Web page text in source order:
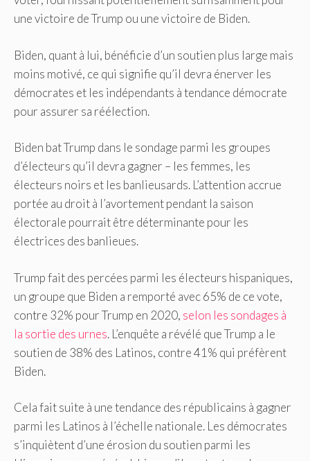
une victoire de Trump ou une victoire de Biden.
Biden, quant à lui, bénéficie d’un soutien plus large mais
moins motivé, ce qui signifie qu’il devra énerver les
démocrates et les indépendants à tendance démocrate
pour assurer sa réélection.
Biden bat Trump dans le sondage parmi les groupes
d’électeurs qu’il devra gagner – les femmes, les
électeurs noirs et les banlieusards. L’attention accrue
portée au droit à l’avortement pendant la saison
électorale pourrait être déterminante pour les
électrices des banlieues.
Trump fait des percées parmi les électeurs hispaniques,
un groupe que Biden a remporté avec 65% de ce vote,
contre 32% pour Trump en 2020, selon les sondages à
la sortie des urnes. L’enquête a révélé que Trump a le
soutien de 38% des Latinos, contre 41% qui préfèrent
Biden.
Cela fait suite à une tendance des républicains à gagner
parmi les Latinos à l’échelle nationale. Les démocrates
s’inquiètent d’une érosion du soutien parmi les